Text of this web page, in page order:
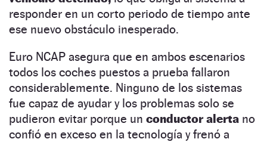
responder en un corto periodo de tiempo ante
ese nuevo obstáculo inesperado.
Euro NCAP asegura que en ambos escenarios
todos los coches puestos a prueba fallaron
considerablemente. Ninguno de los sistemas
fue capaz de ayudar y los problemas solo se
pudieron evitar porque un conductor alerta no
confió en exceso en la tecnología y frenó a